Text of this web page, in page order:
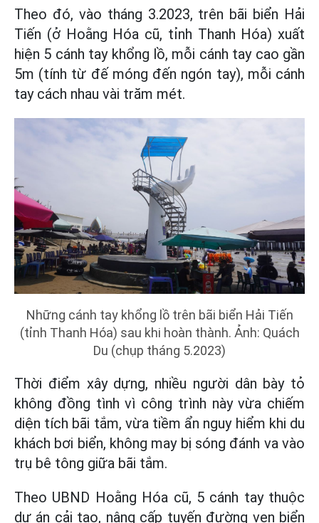
Theo đó, vào tháng 3.2023, trên bãi biển Hải
Tiến (ở Hoằng Hóa cũ, tỉnh Thanh Hóa) xuất
hiện 5 cánh tay khổng lồ, mỗi cánh tay cao gần
5m (tính từ đế móng đến ngón tay), mỗi cánh
tay cách nhau vài trăm mét.
Những cánh tay khổng lồ trên bãi biển Hải Tiến
(tỉnh Thanh Hóa) sau khi hoàn thành. Ảnh: Quách
Du (chụp tháng 5.2023)
Thời điểm xây dựng, nhiều người dân bày tỏ
không đồng tình vì công trình này vừa chiếm
diện tích bãi tắm, vừa tiềm ẩn nguy hiểm khi du
khách bơi biển, không may bị sóng đánh va vào
trụ bê tông giữa bãi tắm.
Theo UBND Hoằng Hóa cũ, 5 cánh tay thuộc
dự án cải tạo, nâng cấp tuyến đường ven biển